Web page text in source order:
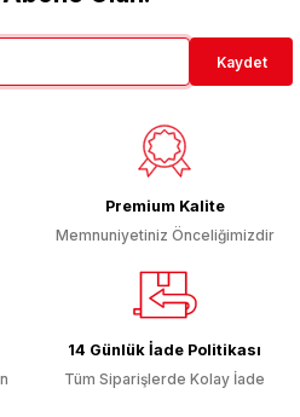
görüntülenemiyor.
pahalı.
Kaydet
Premium Kalite
Memnuniyetiniz Önceliğimizdir
14 Günlük İade Politikası
Tüm Siparişlerde Kolay İade